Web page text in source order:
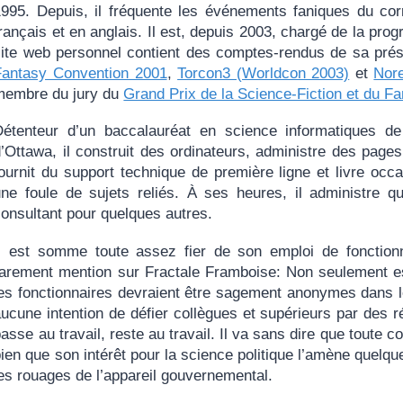
Depuis, il fréquente les événements faniques du
et en anglais. Il est, depuis 2003, chargé de la
web personnel contient des comptes-rendus de sa
Convention 2001,Torcon3 (Worldcon 2003) et
du jury du Grand Prix de la Science-Fiction et du
d’un baccalauréat en science informatiques
il construit des ordinateurs, administre des
du support technique de première ligne et livre
foule de sujets reliés. À ses heures, il administre
pour quelques autres.
est somme toute assez fier de son emploi de
mention sur Fractale Framboise: Non seulement
fonctionnaires devraient être sagement anonymes dans
intention de défier collègues et supérieurs par des
au travail, reste au travail. Il va sans dire que toute
que son intérêt pour la science politique l’amène
rouages de l’appareil gouvernemental.